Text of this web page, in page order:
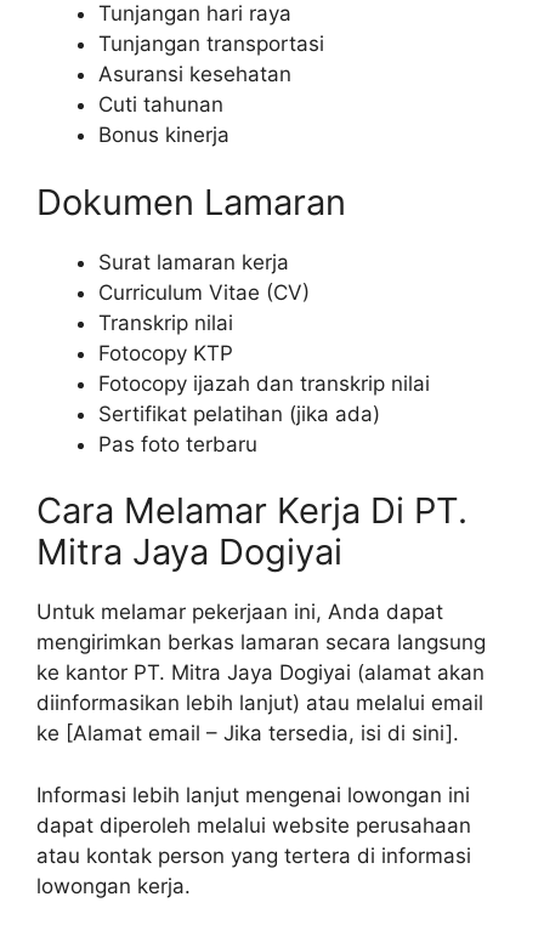
Tunjangan hari raya
Tunjangan transportasi
Asuransi kesehatan
Cuti tahunan
Bonus kinerja
Dokumen Lamaran
Surat lamaran kerja
Curriculum Vitae (CV)
Transkrip nilai
Fotocopy KTP
Fotocopy ijazah dan transkrip nilai
Sertifikat pelatihan (jika ada)
Pas foto terbaru
Cara Melamar Kerja Di PT.
Mitra Jaya Dogiyai
Untuk melamar pekerjaan ini, Anda dapat
mengirimkan berkas lamaran secara langsung
ke kantor PT. Mitra Jaya Dogiyai (alamat akan
diinformasikan lebih lanjut) atau melalui email
ke [Alamat email – Jika tersedia, isi di sini].
Informasi lebih lanjut mengenai lowongan ini
dapat diperoleh melalui website perusahaan
atau kontak person yang tertera di informasi
lowongan kerja.